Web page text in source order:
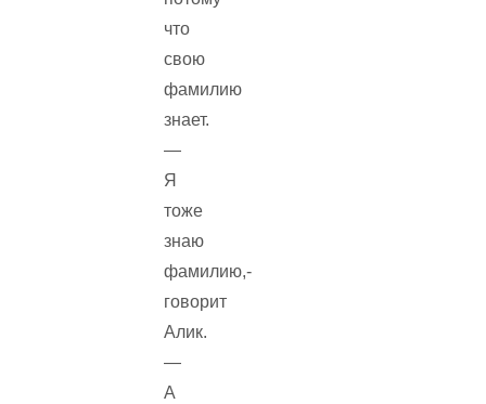
что
свою
фамилию
знает.
—
Я
тоже
знаю
фамилию,-
говорит
Алик.
—
А